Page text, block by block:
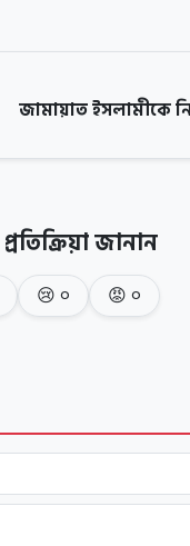
জামায়াত ইসলামীকে
জানান
😢০ 😡০